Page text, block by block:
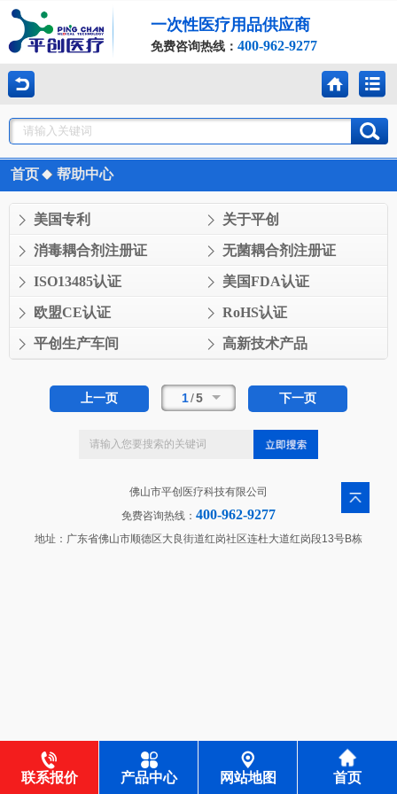
一次性医疗用品供应商
免费咨询热线：400-962-9277
首页 帮助中心
美国专利 关于平创
消毒耦合剂注册证 无菌耦合剂注册证
ISO13485认证 美国FDA认证
欧盟CE认证 RoHS认证
平创生产车间 高新技术产品
上一页 1/5 下一页
佛山市平创医疗科技有限公司
免费咨询热线： 400-962-9277
地址：广东省佛山市顺德区大良街道红岗社区连杜大道红岗段13号B栋
联系报价 产品中心 网站地图 首页